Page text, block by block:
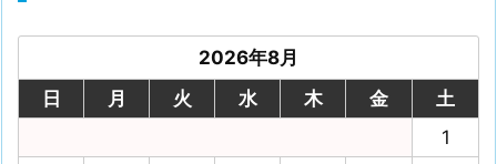
2026年8月
日
月 火 水 木 金
土
1